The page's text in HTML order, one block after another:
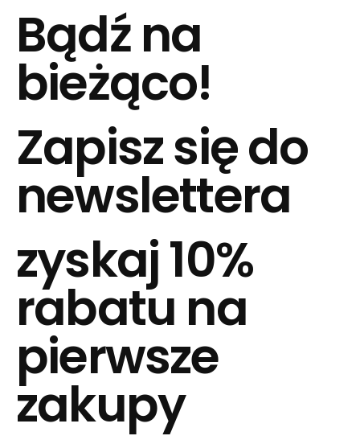
Bądź na
bieżąco!
Zapisz się do
newslettera
zyskaj 10%
rabatu na
pierwsze
zakupy